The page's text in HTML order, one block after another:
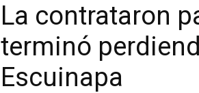
La contrataron
terminó
Escuinapa